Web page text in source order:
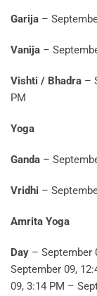
Garija –
Vanija –
Vishti / Bhadra –
PM
Yoga
Ganda –
Vridhi –
Amrita Yoga
Day – September
September 09,
09, 3:14 PM –